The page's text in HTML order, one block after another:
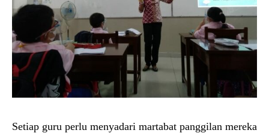
Setiap guru perlu menyadari martabat panggilan mereka